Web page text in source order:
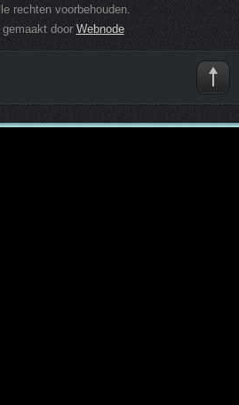
rechten voorbehouden.
door Webnode